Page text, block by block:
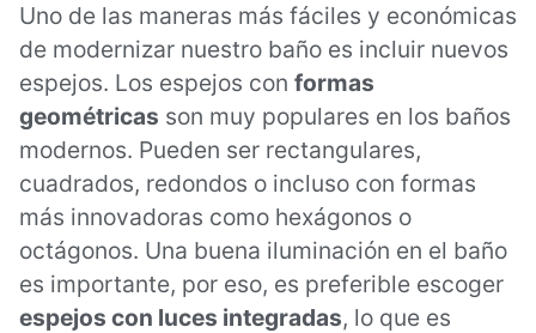
Uno de las maneras más fáciles y económicas
de modernizar nuestro baño es incluir nuevos
espejos. Los espejos con formas
geométricas son muy populares en los baños
modernos. Pueden ser rectangulares,
cuadrados, redondos o incluso con formas
más innovadoras como hexágonos o
octágonos. Una buena iluminación en el baño
es importante, por eso, es preferible escoger
espejos con luces integradas, lo que es